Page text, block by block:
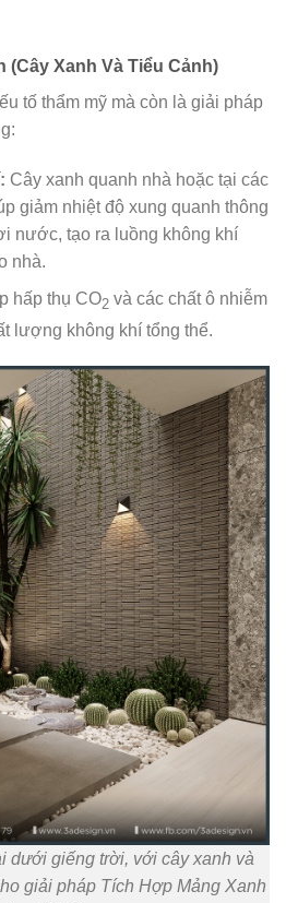
(Cây Xanh Và Tiểu Cảnh)
tố thẩm mỹ mà còn là giải pháp
Cây xanh quanh nhà hoặc tại các
giảm nhiệt độ xung quanh thông
nước, tạo ra luồng không khí
nhà.
hấp thụ CO2và các chất ô nhiễm
lượng không khí tổng thể.
dưới giếng trời, với cây xanh và
giải pháp Tích Hợp Mảng Xanh